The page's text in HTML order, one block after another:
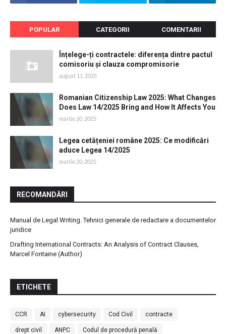
POPULAR CATEGORII COMENTARII
Înțelege-ți contractele: diferența dintre pactul
comisoriu și clauza compromisorie
august 11, 2025
Romanian Citizenship Law 2025: What Changes
Does Law 14/2025 Bring and How It Affects You
martie 20, 2025
Legea cetățeniei române 2025: Ce modificări
aduce Legea 14/2025
martie 20, 2025
RECOMANDĂRI
Manual de Legal Writing. Tehnici generale de redactare a documentelor
juridice
Drafting International Contracts: An Analysis of Contract Clauses,
Marcel Fontaine (Author)
ETICHETE
CCR AI cybersecurity Cod Civil contracte
drept civil ANPC Codul de procedură penală